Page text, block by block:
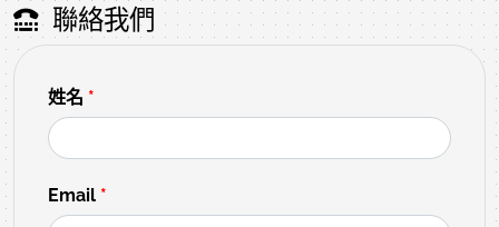
聯絡我們
姓名 *
Email *